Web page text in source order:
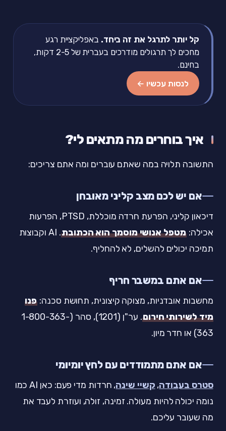
קל יותר לתרגל את זה ביחד. באפליקציית רגע
מחכים לך תרגולים מודרכים בעברית של 2-5 דקות,
בחינם.
לנסות עכשיו ←
איך בוחרים מה מתאים לי?
התשובה תלויה במה שאתם עוברים ומה אתם צריכים:
אם יש לכם מצב קליני מאובחן
דיכאון קליני, הפרעת חרדה מוכללת, PTSD, הפרעות
אכילה: מטפל אנושי מוסמך הוא הכתובת
. AI וקבוצות
תמיכה יכולים להשלים, לא להחליף.
אם אתם במשבר חריף
מחשבות אובדניות, מצוקה קיצונית, תחושת סכנה: פנו
מיד לשירותי חירום
. ער"ן (1201), סהר (1-800-363-
363) או חדר מיון.
אם אתם מתמודדים עם לחץ יומיומי
סטרס בעבודה, קשיי שינה
, חרדות מדי פעם: כאן AI כמו
נומה יכולה להיות מעולה. זמינה, זולה, ועוזרת לעבד את
מה שעובר עליכם.